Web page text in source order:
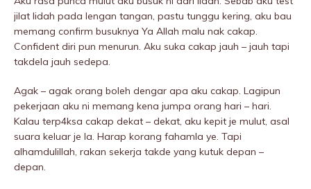
jilat lidah pada lengan tangan, pastu tunggu kering, aku bau
memang confirm busuknya Ya Allah malu nak cakap.
Confident diri pun menurun. Aku suka cakap jauh – jauh tapi
takdela jauh sedepa.
Agak – agak orang boleh dengar apa aku cakap. Lagipun
pekerjaan aku ni memang kena jumpa orang hari – hari.
Kalau terp4ksa cakap dekat – dekat, aku kepit je mulut, asal
suara keluar je la. Harap korang fahamla ye. Tapi
alhamdulillah, rakan sekerja takde yang kutuk depan –
depan.